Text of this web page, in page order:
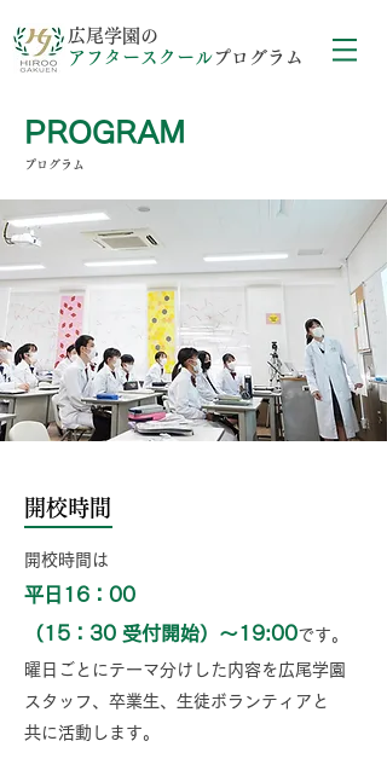
広尾学園の
アフタースクールプログラム
PROGRAM
プログラム
開校時間
開校時間は
平日16：00
（15：30 受付開始）〜19:00です。
曜日ごとにテーマ分けした内容を広尾学園
スタッフ、卒業生、生徒ボランティアと
共に活動します。